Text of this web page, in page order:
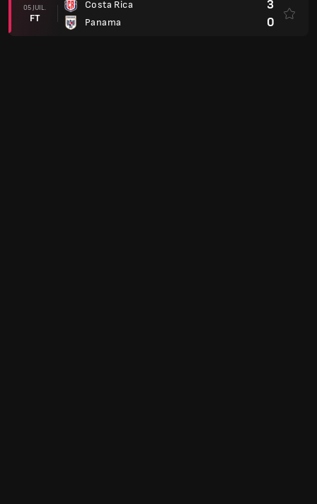
05 JUIL.
FT
Costa Rica
Panama
3
0